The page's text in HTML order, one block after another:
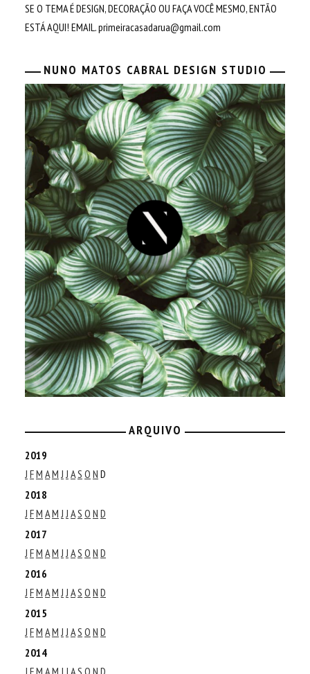
SE O TEMA É DESIGN, DECORAÇÃO OU FAÇA VOCÊ MESMO, ENTÃO
ESTÁ AQUI! EMAIL.primeiracasadarua@gmail.com
NUNO MATOS CABRAL DESIGN STUDIO
ARQUIVO
2019
J FM AM J J AS O N D
2018
J FM AM J J AS O N D
2017
J FM AM J J AS O N D
2016
J FM AM J J AS O N D
2015
J FM AM J J AS O N D
2014
J FM AM J J AS O N D